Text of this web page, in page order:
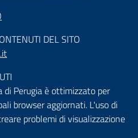
DEL SITO
Perugia è ottimizzato per
browser aggiornati. L'uso di
problemi di visualizzazione